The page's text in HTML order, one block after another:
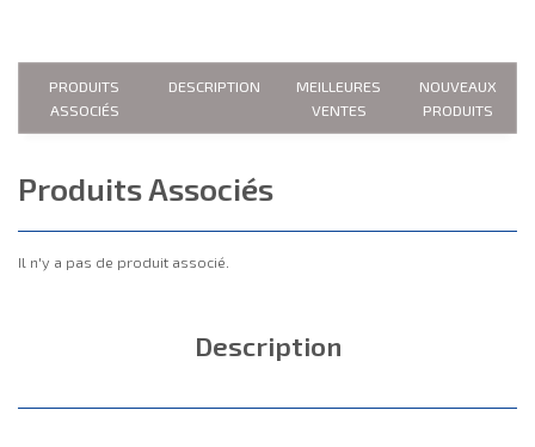
PRODUITS
ASSOCIÉS
DESCRIPTION
MEILLEURES
VENTES
NOUVEAUX
PRODUITS
Produits Associés
Il n'y a pas de produit associé.
Description